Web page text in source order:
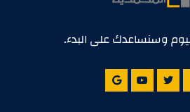
وسنساعدك على البدء.